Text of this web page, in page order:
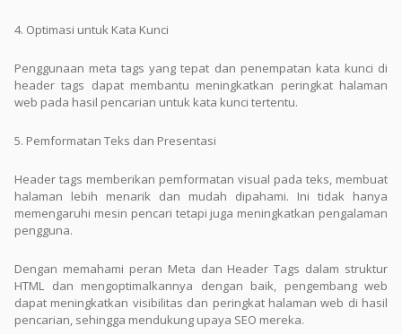
4. Optimasi untuk Kata Kunci
Penggunaan meta tags yang tepat dan penempatan kata kunci di
header tags dapat membantu meningkatkan peringkat halaman
web pada hasil pencarian untuk kata kunci tertentu.
5. Pemformatan Teks dan Presentasi
Header tags memberikan pemformatan visual pada teks, membuat
halaman lebih menarik dan mudah dipahami. Ini tidak hanya
memengaruhi mesin pencari tetapi juga meningkatkan pengalaman
pengguna.
Dengan memahami peran Meta dan Header Tags dalam struktur
HTML dan mengoptimalkannya dengan baik, pengembang web
dapat meningkatkan visibilitas dan peringkat halaman web di hasil
pencarian, sehingga mendukung upaya SEO mereka.